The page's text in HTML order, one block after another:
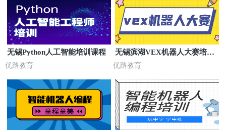
无锡Python人工智能培训课程
优路教育
无锡滨湖VEX机器人大赛培训
课时费
优路教育